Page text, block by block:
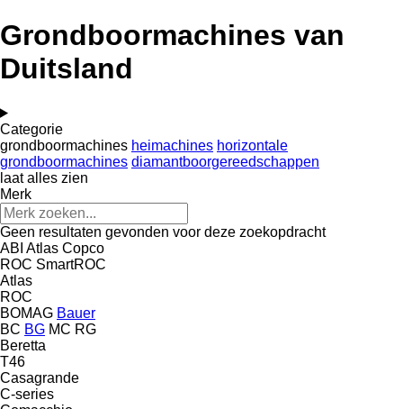
Grondboormachines van
Duitsland
Categorie
grondboormachines heimachines horizontale
grondboormachines diamantboorgereedschappen
laat alles zien
Merk
Geen resultaten gevonden voor deze zoekopdracht
ABI Atlas Copco
ROC SmartROC
Atlas
ROC
BOMAG Bauer
BC BG MC RG
Beretta
T46
Casagrande
C-series